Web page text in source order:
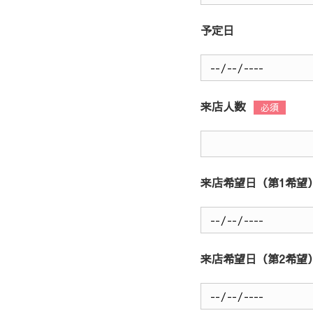
予定日
来店人数
来店希望日（第1希望
来店希望日（第2希望